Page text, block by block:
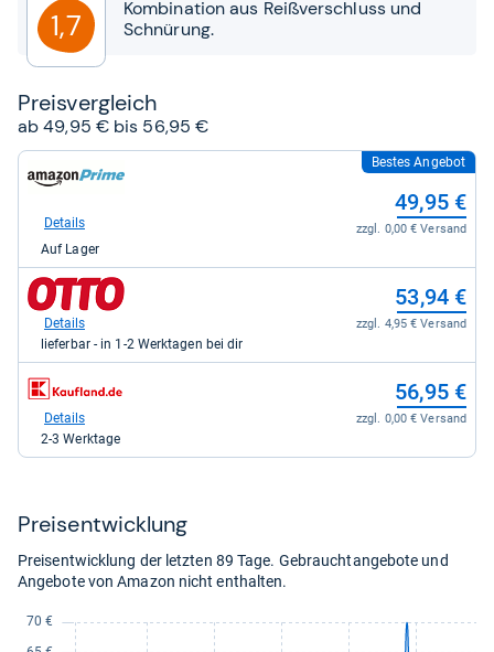
1,7
Kombination aus Reißverschluss und
Schnürung.
Preis­ver­gleich
ab 49,95 € bis 56,95 €
Shop:
Amazon.de
49,95
kaufen.
Bestes Angebot
49,95 €
zzgl. 0,00 € Versand
Details
Auf Lager
zum
Shop:
Otto.de
kaufen.
53,94 €
zzgl. 4,95 € Versand
Details
lieferbar - in 1-2 Werktagen bei dir
zum
Shop:
Kaufland
56,95 €
zzgl. 0,00 € Versand
Details
2-3 Werktage
Preis­ent­wick­lung
Preisentwicklung der letzten 89 Tage. Gebrauchtangebote und
Angebote von Amazon nicht enthalten.